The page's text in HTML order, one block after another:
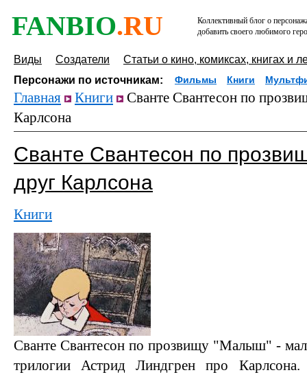
FANBIO.RU
Коллективный блог о
добавить своего любимого
Виды Создатели
Статьи о кино, комиксах, книгах и
Персонажи по источникам:
Фильмы Книги
Главная Книги
Сванте Свантесон по
Карлсона
Сванте Свантесон по
друг Карлсона
Книги
Сванте Свантесон по прозвищу "Малыш" -
трилогии Астрид Линдгрен про